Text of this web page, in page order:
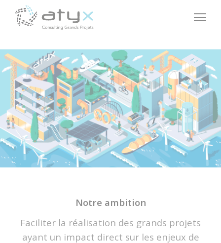
Notre ambition
Faciliter la réalisation des grands projets
ayant un impact direct sur les enjeux de
Panneau de gestion des cookies